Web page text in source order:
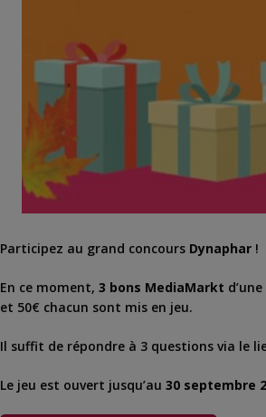
Participez au grand concours Dynaphar !
En ce moment, 3 bons MediaMarkt
et 50€ chacun sont mis en jeu.
Il suffit de répondre à 3 questions via le
Le jeu est ouvert jusqu’au 30 septembre